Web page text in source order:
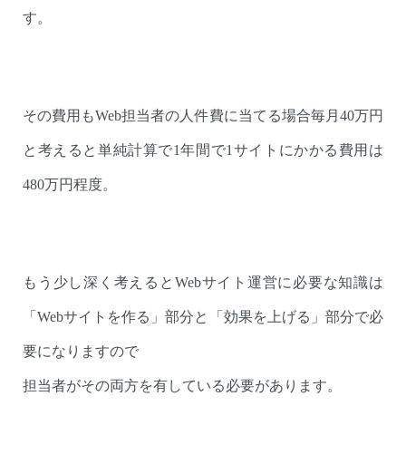
す。
その費用もWeb担当者の人件費に当てる場合毎月40万円
と考えると単純計算で1年間で1サイトにかかる費用は
480万円程度。
もう少し深く考えるとWebサイト運営に必要な知識は
「Webサイトを作る」部分と「効果を上げる」部分で必
要になりますので
担当者がその両方を有している必要があります。